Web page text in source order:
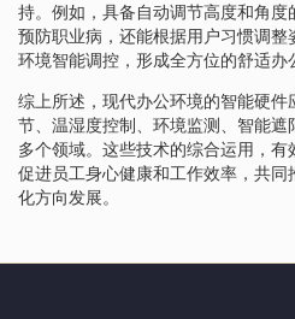
持。例如，具备自动调节高度和角
预防职业病，还能根据用户习惯调
环境智能调控，形成全方位的舒适办
综上所述，现代办公环境的智能硬件
节、温湿度控制、环境监测、智能
多个领域。这些技术的综合运用，有
促进员工身心健康和工作效率，共
化方向发展。